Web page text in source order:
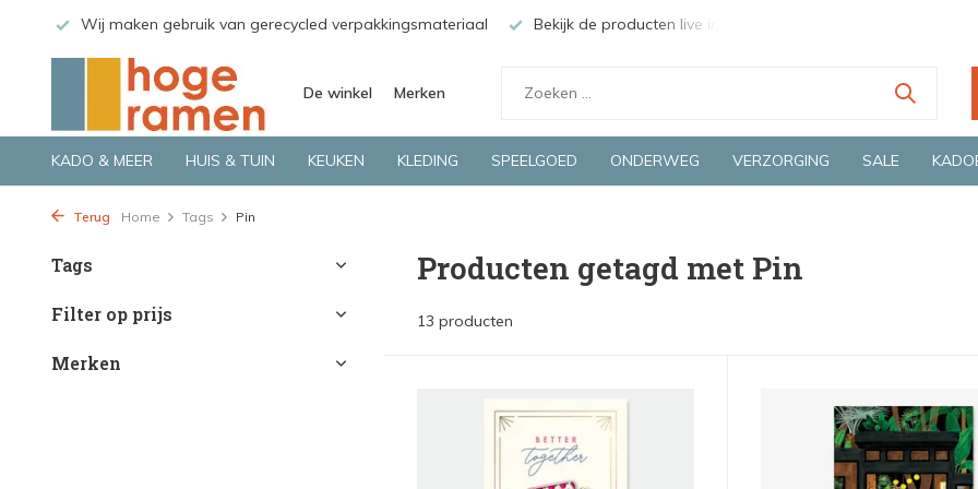
Wij maken gebruik van gerecycled verpakkingsmateriaal Bekijk de producten live in onze winkel in Deventer
De winkel Merken
KADO & MEER HUIS & TUIN KEUKEN KLEDING SPEELGOED ONDERWEG VERZORGING SALE
Terug Home Tags Pin
Tags
Filter op prijs
Merken
Producten getagd met Pin
13 producten